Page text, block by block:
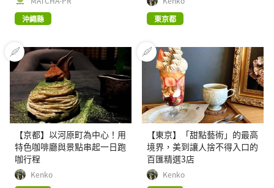
沖繩縣
東京都
【京都】以河原町為中心！用
特色咖啡廳與景點串起一日跑
咖行程
Kenko
【東京】「甜點藝術」的最高
境界，美到讓人捨不得入口的
百匯精選3店
Kenko